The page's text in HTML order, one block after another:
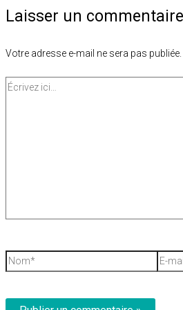
Laisser un commentaire
Votre adresse e-mail ne sera pas publiée.
Écrivez
Nom*
E-
mail*